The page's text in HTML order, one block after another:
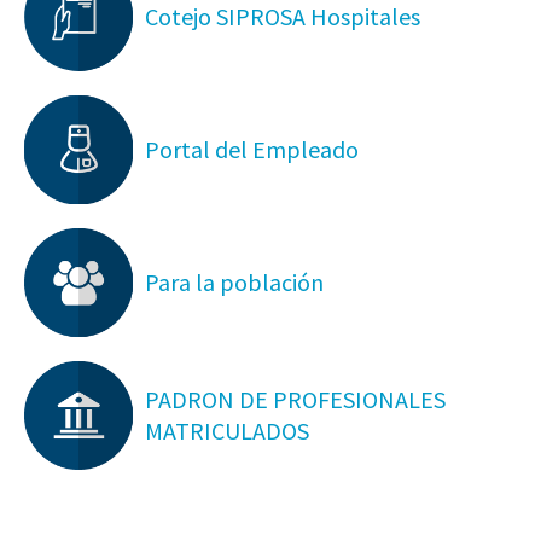
Cotejo SIPROSA Hospitales
Portal del Empleado
Para la población
PADRON DE PROFESIONALES
MATRICULADOS